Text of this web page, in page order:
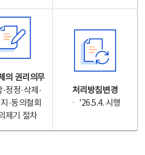
의 권리의무
·정정·삭제·
·동의철회
제기 절차
처리방침변경
ㆍ '26.5.4. 시행